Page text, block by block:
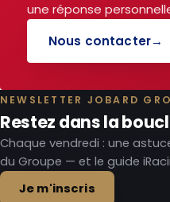
une réponse
Nous contacter→
NEWSLETTER JOBARD
Restez dans la
Chaque vendredi : une
du Groupe — et le guide
Je m'inscris